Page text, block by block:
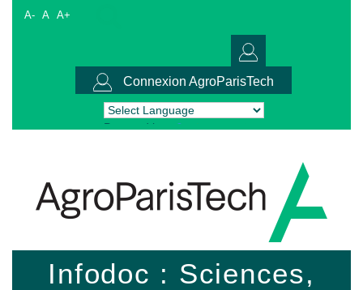
A- A A+
Connexion AgroParisTech
Powered by Translate
Infodoc : Sciences,